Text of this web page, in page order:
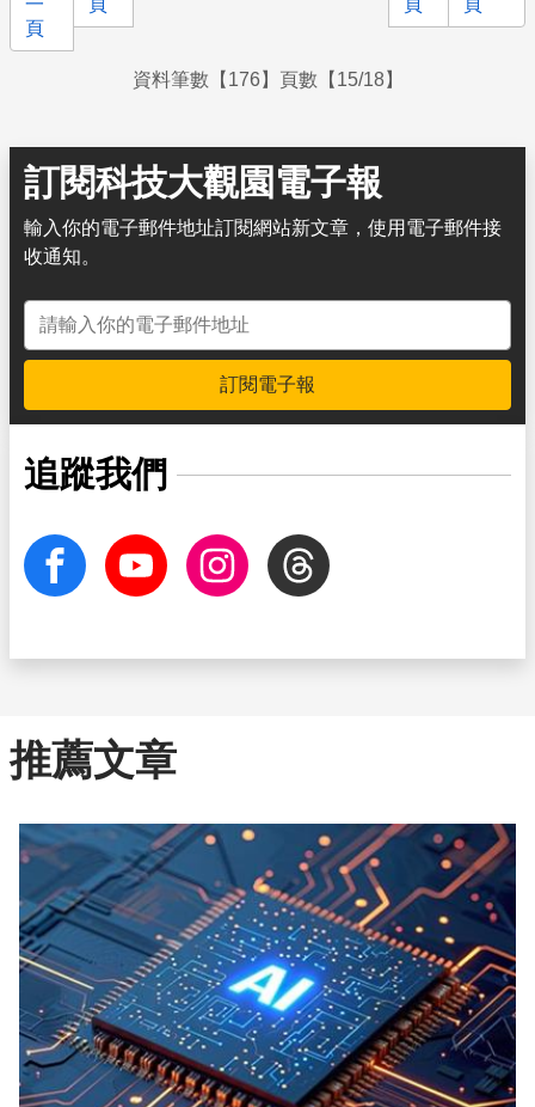
一
頁
頁 頁 頁
資料筆數【176】頁數【15/18】
訂閱科技大觀園電子報
輸入你的電子郵件地址訂閱網站新文章，使用電子郵件接
收通知。
電子郵件地址
訂閱電子報
追蹤我們
facebook Youtube InstagramThreads
推薦文章